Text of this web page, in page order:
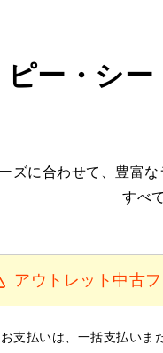
ピー・シ
ズに合わせて、豊富
すべ
アウトレット中古
お支払いは、一括支払いま